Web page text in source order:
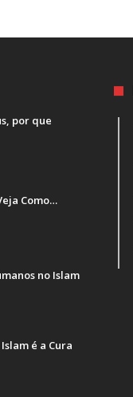
por que
Como…
no Islam
é a Cura